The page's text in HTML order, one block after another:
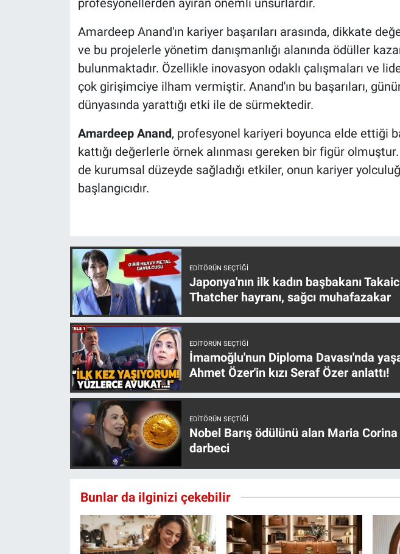
profesyonellerden ayıran önemli unsurlardır.
Amardeep Anand'ın kariyer başarıları arasında, dikkate
ve bu projelerle yönetim danışmanlığı alanında ödüller
bulunmaktadır. Özellikle inovasyon odaklı çalışmaları ve
çok girişimciye ilham vermiştir. Anand'ın bu başarıları,
dünyasında yarattığı etki ile de sürmektedir.
Amardeep Anand, profesyonel kariyeri boyunca elde ettiği
kattığı değerlerle örnek alınması gereken bir figür
de kurumsal düzeyde sağladığı etkiler, onun kariyer
başlangıcıdır.
EDITÖRÜN SEÇTIĞI
Japonya'nın ilk kadın başbakanı
Thatcher hayranı, sağcı muhafazakar
EDITÖRÜN SEÇTIĞI
İmamoğlu'nun Diploma Davası'nda
Ahmet Özer'in kızı Seraf Özer anlattı!
EDITÖRÜN SEÇTIĞI
Nobel Barış ödülünü alan Maria
darbeci
Bunlar da ilginizi çekebilir